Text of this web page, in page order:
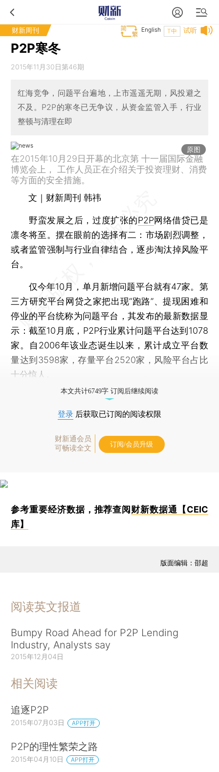
财新周刊 试听
T中
English
P2P寒冬
2015年11月30日第46期
红海竞争，问题平台遍地，上市遥遥无期，风投避之
不及。P2P的寒冬已无争议，从资金监管入手，行业
整顿与清理在即
原图
在2015年10月29日开幕的北京第 十一届国际金融
博览会上， 工作人员正在介绍关于投资理财、消费
等方面的安全措施。
文｜财新周刊 韩祎
野蛮发展之后，过度扩张的P2P网络借贷已是
凛冬将至。摆在眼前的选择有二：市场剧烈调整，
或者监管强制与行业自律结合，逐步淘汰掉风险平
台。
仅今年10月，单月新增问题平台就有47家。第
三方研究平台网贷之家把出现“跑路”、提现困难和
停业的平台统称为问题平台，其发布的最新数据显
示：截至10月底，P2P行业累计问题平台达到1078
家。自2006年该业态诞生以来，累计成立平台数
量达到3598家，存量平台2520家，风险平台占比
十分惊人。
本文共计6749字 订阅后继续阅读
登录 后获取已订阅的阅读权限
财新通会员
可畅读全文
订阅/会员升级
参考重要经济数据，推荐查阅 财新数据通【CEIC
库】
版面编辑：邵超
阅读英文报道
Bumpy Road Ahead for P2P Lending
Industry, Analysts say
2015年12月04日
相关阅读
追逐P2P
2015年07月03日 APP打开
P2P的理性繁荣之路
2015年04月10日 APP打开